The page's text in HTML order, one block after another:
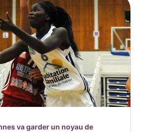
va garder un noyau de